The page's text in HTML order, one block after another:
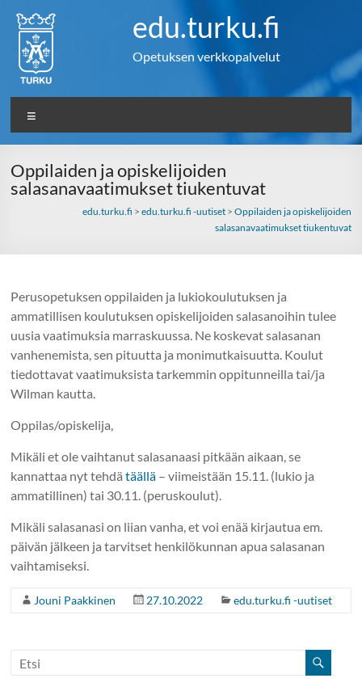
content
edu.turku.fi
Opetuksen verkkopalvelut
Oppilaiden ja opiskelijoiden
salasanavaatimukset tiukentuvat
edu.turku.fi > edu.turku.fi -uutiset> Oppilaiden ja opiskelijoiden
salasanavaatimukset tiukentuvat
Perusopetuksen oppilaiden ja lukiokoulutuksen ja
ammatillisen koulutuksen opiskelijoiden salasanoihin tulee
uusia vaatimuksia marraskuussa. Ne koskevat salasanan
vanhenemista, sen pituutta ja monimutkaisuutta. Koulut
tiedottavat vaatimuksista tarkemmin oppitunneilla tai/ja
Wilman kautta.
Oppilas/opiskelija,
Mikäli et ole vaihtanut salasanaasi pitkään aikaan, se
kannattaa nyt tehdätäällä – viimeistään 15.11. (lukio ja
ammatillinen) tai 30.11. (peruskoulut).
Mikäli salasanasi on liian vanha, et voi enää kirjautua em.
päivän jälkeen ja tarvitset henkilökunnan apua salasanan
vaihtamiseksi.
Jouni Paakkinen 27.10.2022 edu.turku.fi -uutiset